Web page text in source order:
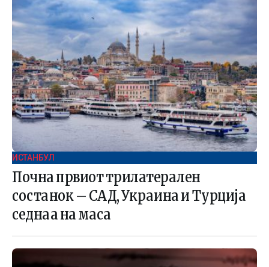
ИСТАНБУЛ
Почна првиот трилатерален
состанок – САД, Украина и Турција
седнаа на маса